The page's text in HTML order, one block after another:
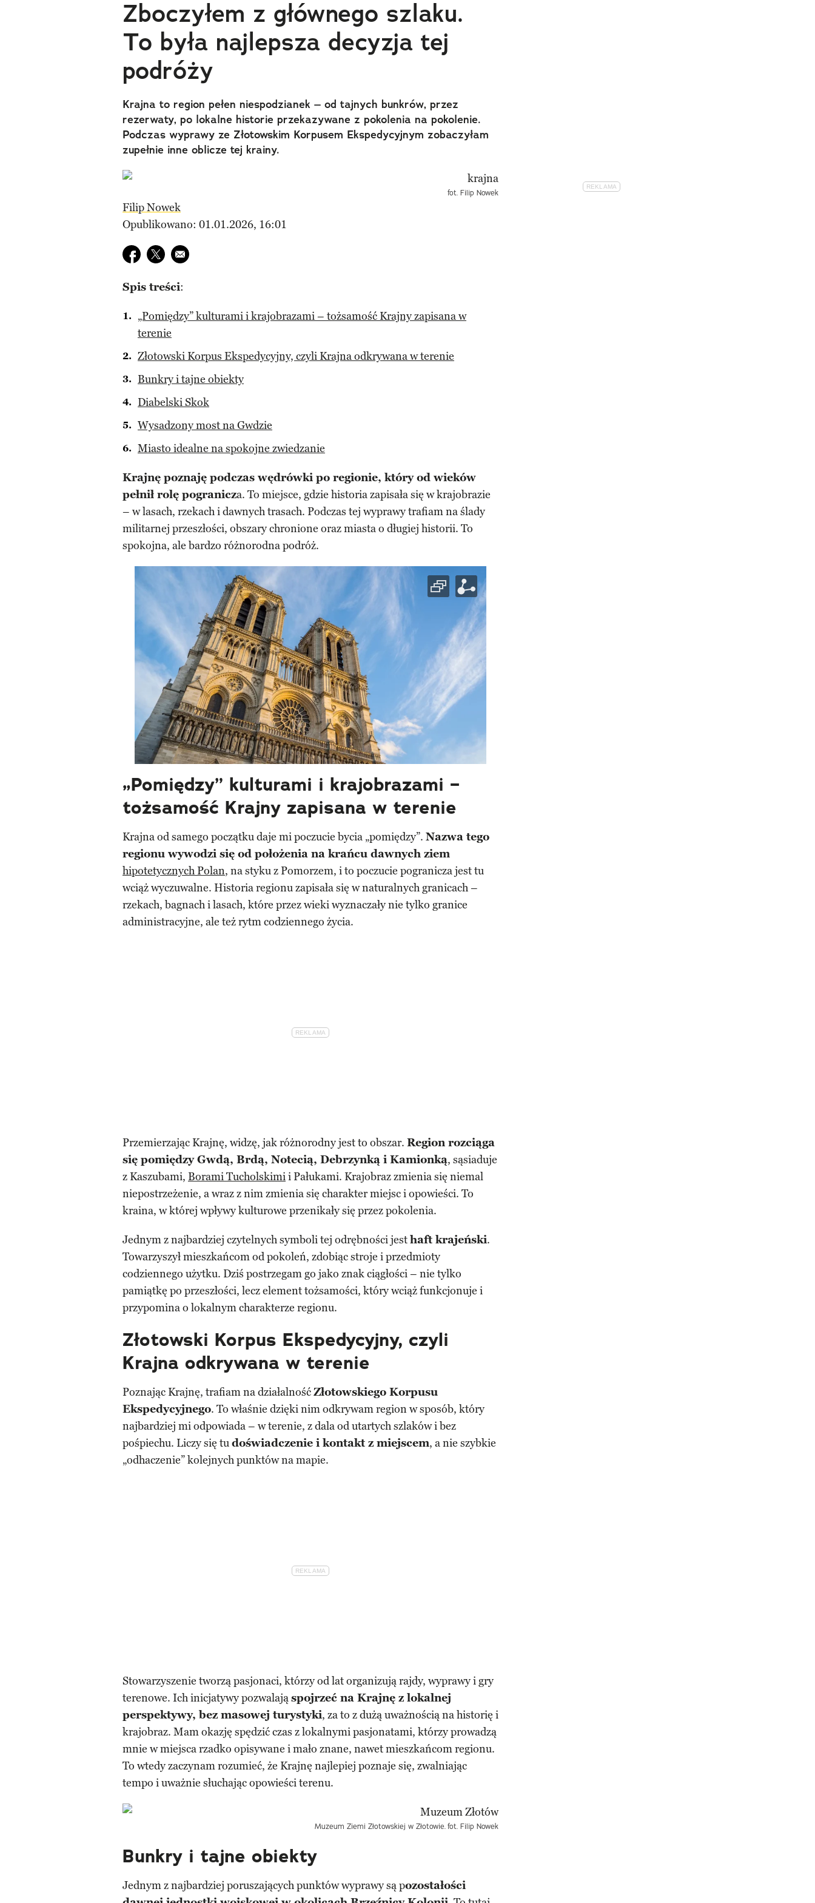
Zboczyłem z głównego szlaku.
To była najlepsza decyzja tej
podróży
Krajna to region pełen niespodzianek – od tajnych bunkrów, przez
rezerwaty, po lokalne historie przekazywane z pokolenia na pokolenie.
Podczas wyprawy ze Złotowskim Korpusem Ekspedycyjnym zobaczyłam
zupełnie inne oblicze tej krainy.
fot. Filip Nowek
Filip Nowek
Opublikowano: 01.01.2026, 16:01
Udostępnij na facebook
Udostępnij na twitter
E-mail do przyjaciela
Spis treści:
„Pomiędzy” kulturami i krajobrazami – tożsamość Krajny zapisana w
terenie
Złotowski Korpus Ekspedycyjny, czyli Krajna odkrywana w terenie
Bunkry i tajne obiekty
Diabelski Skok
Wysadzony most na Gwdzie
Miasto idealne na spokojne zwiedzanie
Krajnę poznaję podczas wędrówki po regionie, który od wieków
pełnił rolę pogranicza. To miejsce, gdzie historia zapisała się w krajobrazie
– w lasach, rzekach i dawnych trasach. Podczas tej wyprawy trafiam na ślady
militarnej przeszłości, obszary chronione oraz miasta o długiej historii. To
spokojna, ale bardzo różnorodna podróż.
„Pomiędzy” kulturami i krajobrazami –
tożsamość Krajny zapisana w terenie
Krajna od samego początku daje mi poczucie bycia „pomiędzy”. Nazwa tego
regionu wywodzi się od położenia na krańcu dawnych ziem
hipotetycznych Polan, na styku z Pomorzem, i to poczucie pogranicza jest tu
wciąż wyczuwalne. Historia regionu zapisała się w naturalnych granicach –
rzekach, bagnach i lasach, które przez wieki wyznaczały nie tylko granice
administracyjne, ale też rytm codziennego życia.
Przemierzając Krajnę, widzę, jak różnorodny jest to obszar. Region rozciąga
się pomiędzy Gwdą, Brdą, Notecią, Debrzynką i Kamionką, sąsiaduje
z Kaszubami, Borami Tucholskimii Pałukami. Krajobraz zmienia się niemal
niepostrzeżenie, a wraz z nim zmienia się charakter miejsc i opowieści. To
kraina, w której wpływy kulturowe przenikały się przez pokolenia.
Jednym z najbardziej czytelnych symboli tej odrębności jesthaft krajeński.
Towarzyszył mieszkańcom od pokoleń, zdobiąc stroje i przedmioty
codziennego użytku. Dziś postrzegam go jako znak ciągłości – nie tylko
pamiątkę po przeszłości, lecz element tożsamości, który wciąż funkcjonuje i
przypomina o lokalnym charakterze regionu.
Złotowski Korpus Ekspedycyjny, czyli
Krajna odkrywana w terenie
Poznając Krajnę, trafiam na działalnośćZłotowskiego Korpusu
Ekspedycyjnego. To właśnie dzięki nim odkrywam region w sposób, który
najbardziej mi odpowiada – w terenie, z dala od utartych szlaków i bez
pośpiechu. Liczy się tudoświadczenie i kontakt z miejscem, a nie szybkie
„odhaczenie” kolejnych punktów na mapie.
Stowarzyszenie tworzą pasjonaci, którzy od lat organizują rajdy, wyprawy i gry
terenowe. Ich inicjatywy pozwalająspojrzeć na Krajnę z lokalnej
perspektywy, bez masowej turystyki, za to z dużą uważnością na historię i
krajobraz. Mam okazję spędzić czas z lokalnymi pasjonatami, którzy prowadzą
mnie w miejsca rzadko opisywane i mało znane, nawet mieszkańcom regionu.
To wtedy zaczynam rozumieć, że Krajnę najlepiej poznaje się, zwalniając
tempo i uważnie słuchając opowieści terenu.
Muzeum Ziemi Złotowskiej w Złotowie. fot. Filip Nowek
Bunkry i tajne obiekty
Jednym z najbardziej poruszających punktów wyprawy są pozostałości